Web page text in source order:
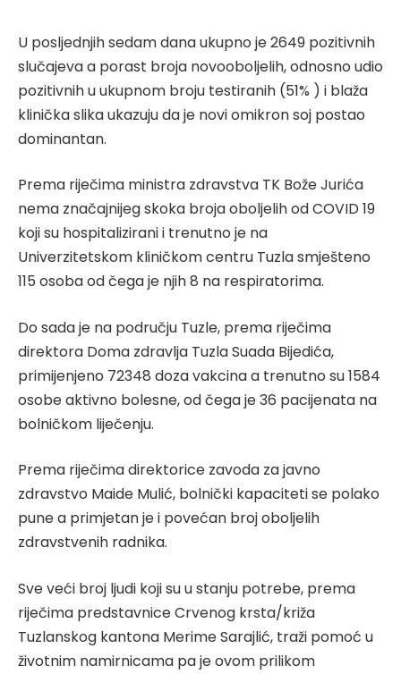
U posljednjih sedam dana ukupno je 2649 pozitivnih
slučajeva a porast broja novooboljelih, odnosno udio
pozitivnih u ukupnom broju testiranih (51% ) i blaža
klinička slika ukazuju da je novi omikron soj postao
dominantan.
Prema riječima ministra zdravstva TK Bože Jurića
nema značajnijeg skoka broja oboljelih od COVID 19
koji su hospitalizirani i trenutno je na
Univerzitetskom kliničkom centru Tuzla smješteno
115 osoba od čega je njih 8 na respiratorima.
Do sada je na području Tuzle, prema riječima
direktora Doma zdravlja Tuzla Suada Bijedića,
primijenjeno 72348 doza vakcina a trenutno su 1584
osobe aktivno bolesne, od čega je 36 pacijenata na
bolničkom liječenju.
Prema riječima direktorice zavoda za javno
zdravstvo Maide Mulić, bolnički kapaciteti se polako
pune a primjetan je i povećan broj oboljelih
zdravstvenih radnika.
Sve veći broj ljudi koji su u stanju potrebe, prema
riječima predstavnice Crvenog krsta/križa
Tuzlanskog kantona Merime Sarajlić, traži pomoć u
životnim namirnicama pa je ovom prilikom